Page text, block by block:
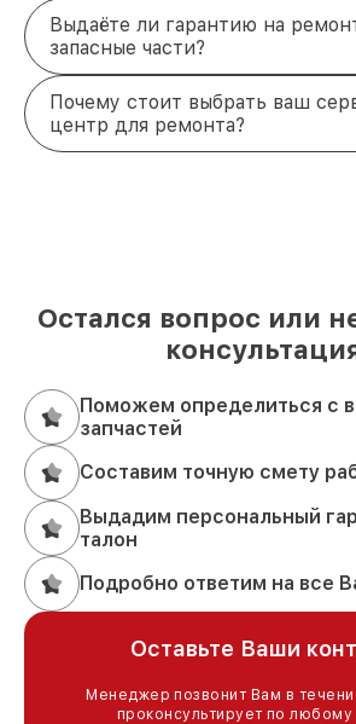
Выдаёте ли гарантию на
запасные части?
Почему стоит выбрать ваш
центр для ремонта?
Остался вопрос или
Поможем определиться с
запчастей
Составим точную смету
Выдадим персональный
талон
Подробно ответим на все
Оставьте Ваши
Менеджер позвонит Вам в
проконсультирует по любому